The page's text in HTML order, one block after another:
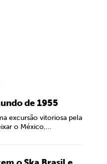
de 1955
excursão vitoriosa pela
o México,...